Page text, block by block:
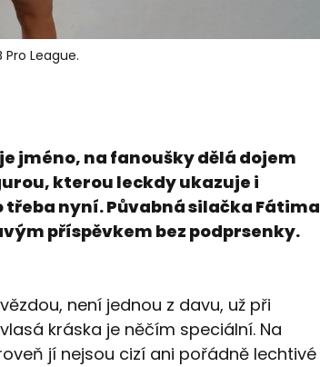
League.
jméno, na fanoušky dělá dojem
kterou leckdy ukazuje i
nyní. Půvabná silačka Fátima
příspěvkem bez podprsenky.
není jednou z davu, už při
kráska je něčím speciální. Na
jí nejsou cizí ani pořádně lechtivé